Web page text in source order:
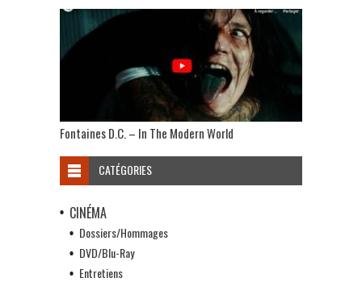
Fontaines D.C. – In The Modern World
CATÉGORIES
CINÉMA
Dossiers/Hommages
DVD/Blu-Ray
Entretiens